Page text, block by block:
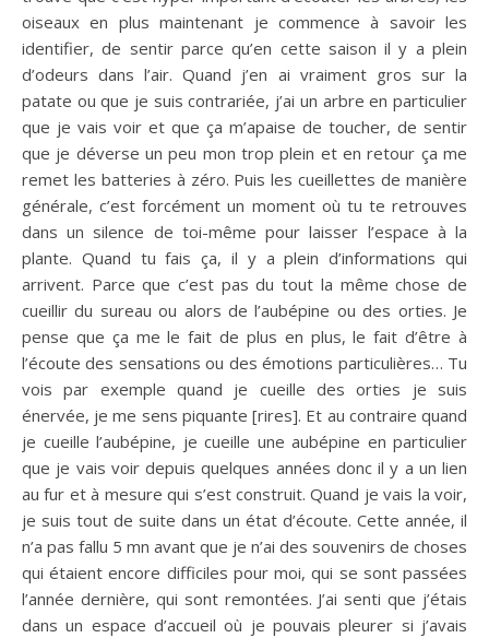
oiseaux en plus maintenant je commence à savoir les
identifier, de sentir parce qu’en cette saison il y a plein
d’odeurs dans l’air. Quand j’en ai vraiment gros sur la
patate ou que je suis contrariée, j’ai un arbre en particulier
que je vais voir et que ça m’apaise de toucher, de sentir
que je déverse un peu mon trop plein et en retour ça me
remet les batteries à zéro. Puis les cueillettes de manière
générale, c’est forcément un moment où tu te retrouves
dans un silence de toi-même pour laisser l’espace à la
plante. Quand tu fais ça, il y a plein d’informations qui
arrivent. Parce que c’est pas du tout la même chose de
cueillir du sureau ou alors de l’aubépine ou des orties. Je
pense que ça me le fait de plus en plus, le fait d’être à
l’écoute des sensations ou des émotions particulières… Tu
vois par exemple quand je cueille des orties je suis
énervée, je me sens piquante [rires]. Et au contraire quand
je cueille l’aubépine, je cueille une aubépine en particulier
que je vais voir depuis quelques années donc il y a un lien
au fur et à mesure qui s’est construit. Quand je vais la voir,
je suis tout de suite dans un état d’écoute. Cette année, il
n’a pas fallu 5 mn avant que je n’ai des souvenirs de choses
qui étaient encore difficiles pour moi, qui se sont passées
l’année dernière, qui sont remontées. J’ai senti que j’étais
dans un espace d’accueil où je pouvais pleurer si j’avais